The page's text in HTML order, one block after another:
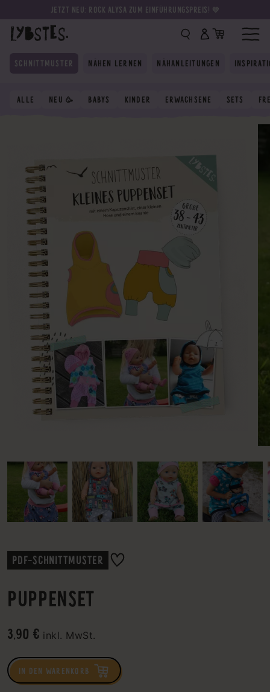
JETZT NEU: ROCK ALYSA ZUM EINFÜHRUNGSPREIS! 💛
SCHNITTMUSTER
ALLE NEU 🥳 BABYS KINDER ERWACHSENE SETS
NÄHEN LERNEN NÄHANLEITUNGEN
PDF-SCHNITTMUSTER
PUPPENSET
3,90 € inkl. MwSt.
IN DEN WARENKORB